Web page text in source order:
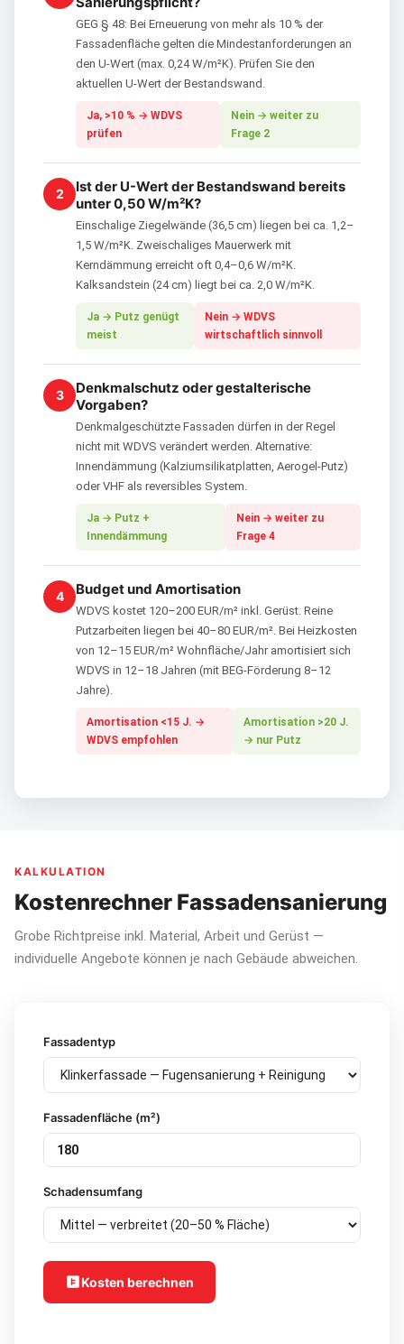
GEG § 48: Bei Erneuerung von mehr als 10 % der
Fassadenfläche gelten die Mindestanforderungen an
den U-Wert (max. 0,24 W/m²K). Prüfen Sie den
aktuellen U-Wert der Bestandswand.
Ja, >10 % → WDVS
prüfen
Nein → weiter zu
Frage 2
2
Ist der U-Wert der Bestandswand bereits
unter 0,50 W/m²K?
Einschalige Ziegelwände (36,5 cm) liegen bei ca. 1,2–
1,5 W/m²K. Zweischaliges Mauerwerk mit
Kerndämmung erreicht oft 0,4–0,6 W/m²K.
Kalksandstein (24 cm) liegt bei ca. 2,0 W/m²K.
Ja → Putz genügt
meist
Nein → WDVS
wirtschaftlich sinnvoll
3
Denkmalschutz oder gestalterische
Vorgaben?
Denkmalgeschützte Fassaden dürfen in der Regel
nicht mit WDVS verändert werden. Alternative:
Innendämmung (Kalziumsilikatplatten, Aerogel-Putz)
oder VHF als reversibles System.
Ja → Putz +
Innendämmung
Nein → weiter zu
Frage 4
4 Budget und Amortisation
WDVS kostet 120–200 EUR/m² inkl. Gerüst. Reine
Putzarbeiten liegen bei 40–80 EUR/m². Bei Heizkosten
von 12–15 EUR/m² Wohnfläche/Jahr amortisiert sich
WDVS in 12–18 Jahren (mit BEG-Förderung 8–12
Jahre).
Amortisation <15 J. →
WDVS empfohlen
Amortisation >20 J.
→ nur Putz
KALKULATION
Kostenrechner Fassadensanierung
Grobe Richtpreise inkl. Material, Arbeit und Gerüst —
individuelle Angebote können je nach Gebäude abweichen.
Fassadentyp
Fassadenfläche (m²)
Schadensumfang
Kosten berechnen